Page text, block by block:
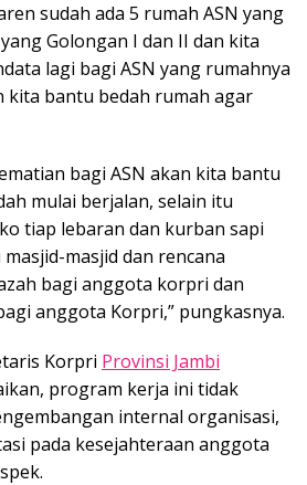
sudah ada 5 rumah ASN yang
Golongan I dan II dan kita
lagi bagi ASN yang rumahnya
kita bantu bedah rumah agar
bagi ASN akan kita bantu
mulai berjalan, selain itu
tiap lebaran dan kurban sapi
masjid dan rencana
bagi anggota korpri dan
anggota Korpri,” pungkasnya.
Korpri Provinsi Jambi
program kerja ini tidak
internal organisasi,
pada kesejahteraan anggota